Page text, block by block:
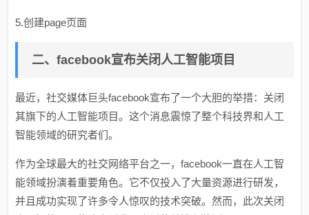
5.创建page页面
二、facebook宣布关闭人工智能项目
最近，社交媒体巨头facebook宣布了一个大胆的举措：关闭
其旗下的人工智能项目。这个消息震惊了整个科技界和人工
智能领域的研究者们。
作为全球最大的社交网络平台之一，facebook一直在人工智
能领域扮演着重要角色。它不仅投入了大量资源进行研发，
并且成功实现了许多令人惊叹的技术突破。然而，此次关闭